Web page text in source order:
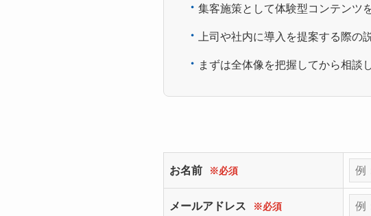
・ 集客施策として体験型コンテンツ
・ 上司や社内に導入を提案する際の
・ まずは全体像を把握してから相談
お名前 ※必須
メールアドレス ※必須